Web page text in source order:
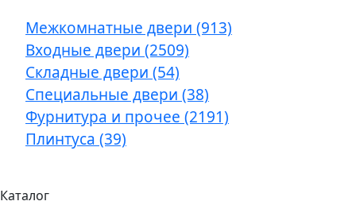
Межкомнатные двери (913)
Входные двери (2509)
Складные двери (54)
Специальные двери (38)
Фурнитура и прочее (2191)
Плинтуса (39)
Каталог